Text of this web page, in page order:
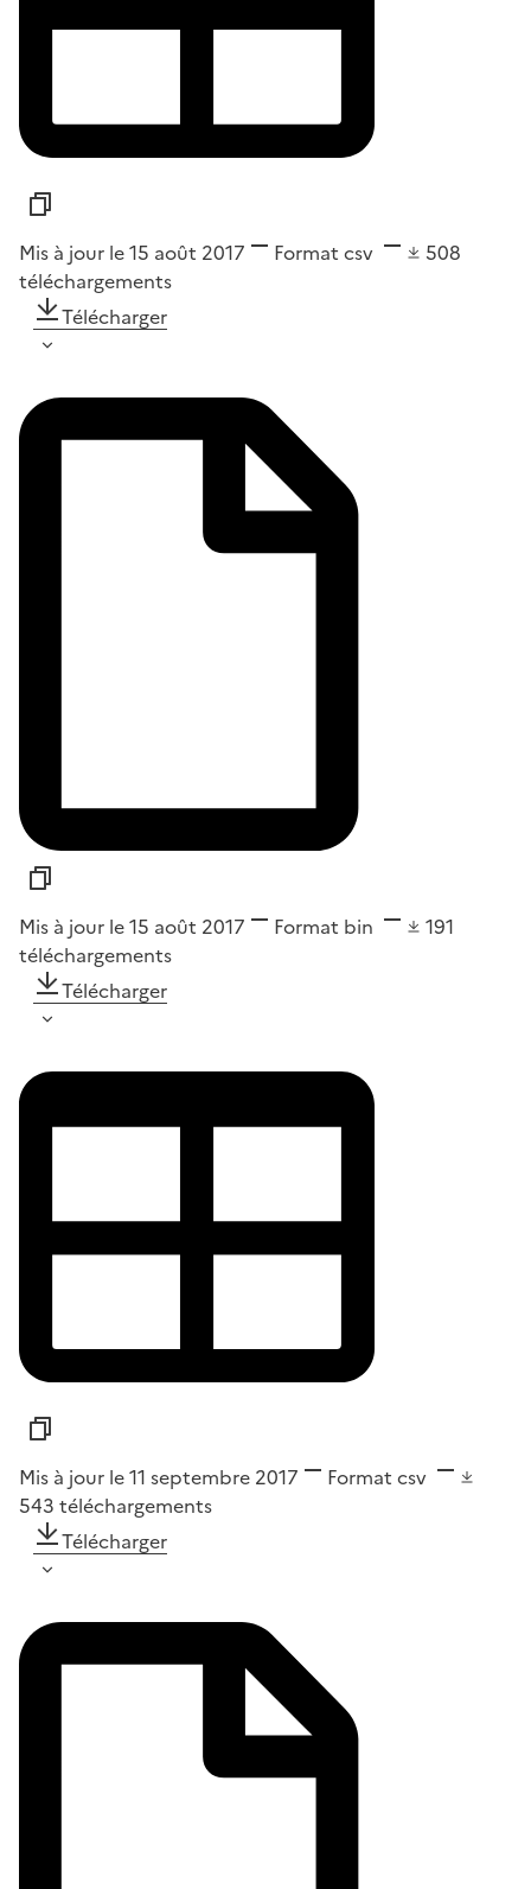
Mis à jour le 15 août 2017 Format csv
508
téléchargements
Télécharger
Mis à jour le 15 août 2017 Format bin
191
téléchargements
Télécharger
Mis à jour le 11 septembre 2017 Format csv
543 téléchargements
Télécharger